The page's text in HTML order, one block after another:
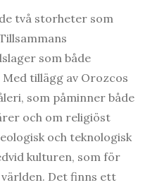
två storheter som
som både
tillägg av Orozcos
som påminner både
och om religiöst
och teknologisk
kulturen, som för
Det finns ett